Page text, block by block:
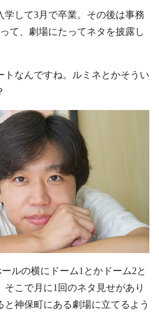
学して3月で卒業。その後は事務
て、劇場にたってネタを披露し
トなんですね。ルミネとかそうい
ルの横にドーム1とかドーム2と
こで月に1回のネタ見せがあり
と神保町にある劇場に立てるよう